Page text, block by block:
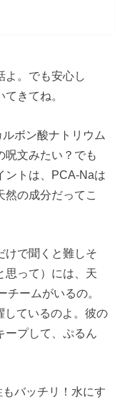
よ。でも安心し
きてね。
ボン酸ナトリウム
呪文みたい？でも
ントは、PCA-Naは
然の成分だってこ
けで聞くと難しそ
思って）には、天
ームがいるの。
しているのよ。彼の
ープして、ぷるん
バッチリ！水にす